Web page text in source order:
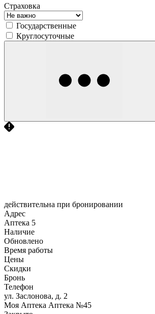
Страховка
Государственные
Круглосуточные
действительна при бронировании
Адрес
Аптека 5
Наличие
Обновлено
Время работы
Цены
Скидки
Бронь
Телефон
ул. Заслонова, д. 2
Моя Аптека Аптека №45